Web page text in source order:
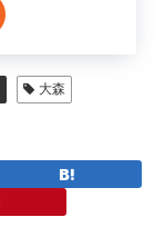
大森